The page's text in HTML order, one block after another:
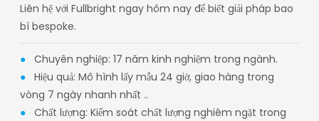
Liên hệ với Fullbright ngay hôm nay để biết giải pháp bao
bì bespoke.
● Chuyên nghiệp: 17 năm kinh nghiệm trong ngành.
● Hiệu quả: Mô hình lấy mẫu 24 giờ, giao hàng trong
vòng 7 ngày nhanh nhất ..
● Chất lượng: Kiểm soát chất lượng nghiêm ngặt trong